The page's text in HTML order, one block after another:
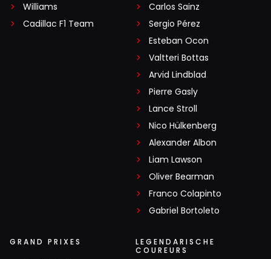
Williams
Cadillac F1 Team
Carlos Sainz
Sergio Pérez
Esteban Ocon
Valtteri Bottas
Arvid Lindblad
Pierre Gasly
Lance Stroll
Nico Hülkenberg
Alexander Albon
Liam Lawson
Oliver Bearman
Franco Colapinto
Gabriel Bortoleto
GRAND PRIXES
LEGENDARISCHE
COUREURS